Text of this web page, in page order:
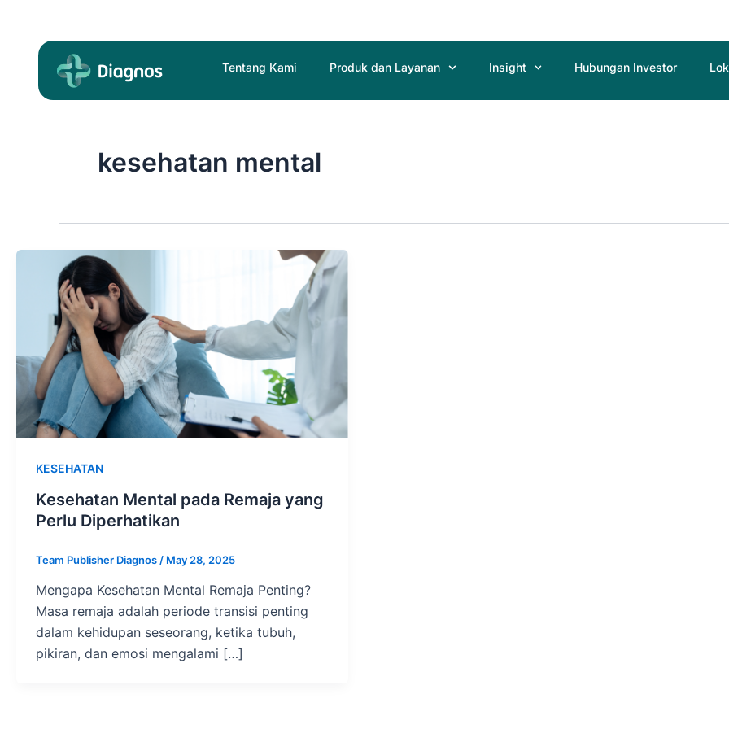
content
Tentang Kami Produk dan Layanan Insight Hubungan Investor
kesehatan mental
KESEHATAN
Kesehatan Mental pada Remaja yang
Perlu Diperhatikan
Team Publisher Diagnos / May 28, 2025
Mengapa Kesehatan Mental Remaja Penting?
Masa remaja adalah periode transisi penting
dalam kehidupan seseorang, ketika tubuh,
pikiran, dan emosi mengalami […]